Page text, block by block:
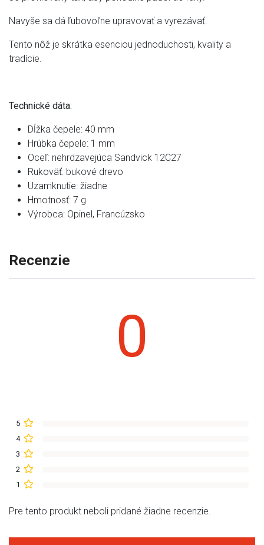
Navyše sa dá ľubovoľne upravovať a vyrezávať.
Tento nôž je skrátka esenciou jednoduchosti, kvality a
tradície.
Technické dáta:
Dĺžka čepele: 40 mm
Hrúbka čepele: 1 mm
Oceľ: nehrdzavejúca Sandvick 12C27
Rukoväť: bukové drevo
Uzamknutie: žiadne
Hmotnosť: 7 g
Výrobca: Opinel, Francúzsko
Recenzie
0
5
4
3
2
1
Pre tento produkt neboli pridané žiadne recenzie.